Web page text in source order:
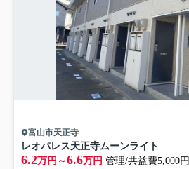
富山市天正寺
レオパレス天正寺ムーンライト
6.2万円～6.6万円 管理/共益費5,000円